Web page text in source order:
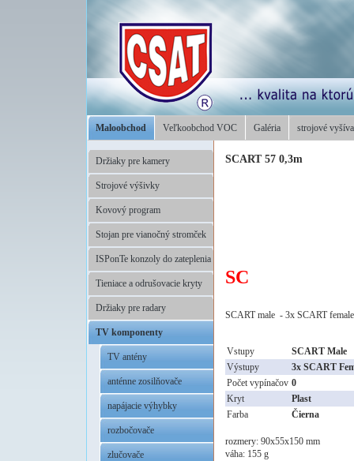
Maloobchod Veľkoobchod VOC Galéria strojové
Držiaky pre kamery
Strojové výšivky
Kovový program
Stojan pre vianočný stromček
ISPonTe konzoly do zateplenia
Tieniace a odrušovacie kryty
Držiaky pre radary
TV komponenty
TV antény
anténne zosilňovače
napájacie výhybky
rozbočovače
zlučovače
SCART 57 0,3m
SC
,
SCART male - 3x SCART
Vstupy
SCART Male
Výstupy
3x SCART
Počet vypínačov 0
Kryt
Plast
Farba
Čierna
rozmery: 90x55x150 mm
váha: 155 g